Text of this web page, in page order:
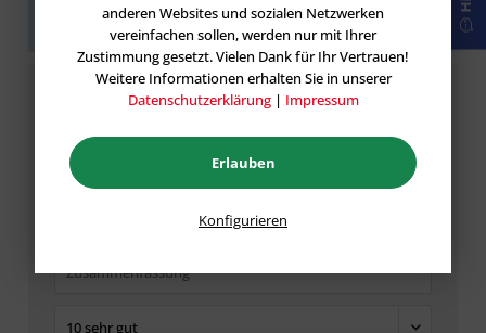
Sei der Erste!Helfen Sie der Community und geben
Sie die erste Bewertung ab.
Bewertung schreiben
Bewertungen werden nach Überprüfung
anderen Websites und sozialen Netzwerken
vereinfachen sollen, werden nur mit Ihrer
Zustimmung gesetzt. Vielen Dank für Ihr Vertrauen!
Weitere Informationen erhalten Sie in unserer
Datenschutzerklärung| Impressum
Erlauben
Konfigurieren